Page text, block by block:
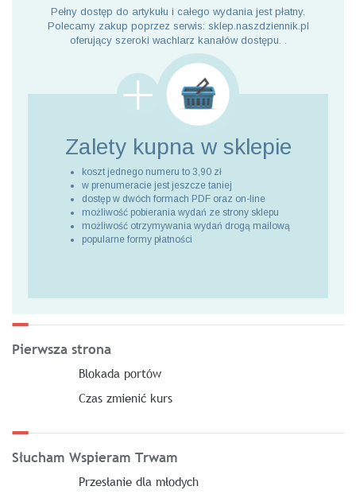
Pełny dostęp do artykułu i całego wydania jest płatny.
Polecamy zakup poprzez serwis: sklep.naszdziennik.pl
oferujący szeroki wachlarz kanałów dostępu. .
Zalety kupna w sklepie
koszt jednego numeru to 3,90 zł
w prenumeracie jest jeszcze taniej
dostęp w dwóch formach PDF oraz on-line
możliwość pobierania wydań ze strony sklepu
możliwość otrzymywania wydań drogą mailową
popularne formy płatności
Pierwsza strona
Blokada portów
Czas zmienić kurs
Słucham Wspieram Trwam
Przesłanie dla młodych